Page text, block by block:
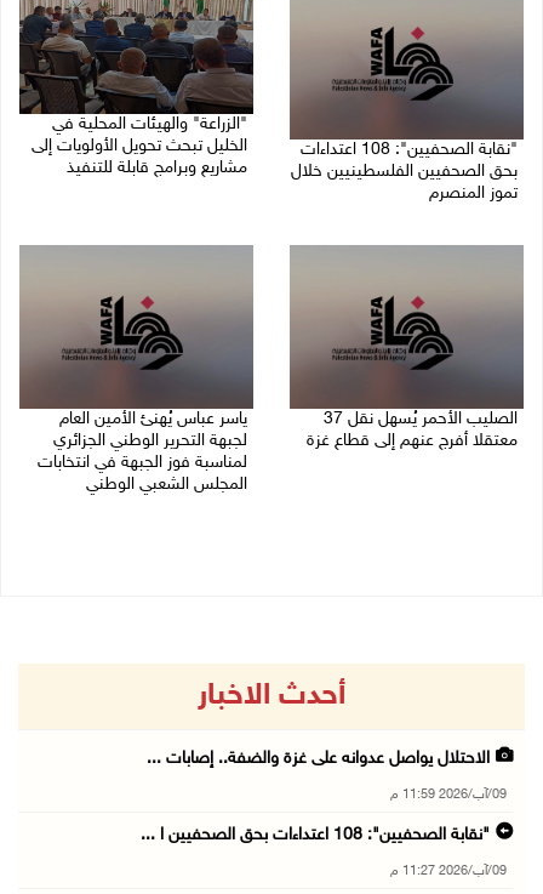
"نقابة الصحفيين": 108 اعتداءات
بحق الصحفيين الفلسطينيين خلال
تموز المنصرم
"الزراعة" والهيئات المحلية في
الخليل تبحث تحويل الأولويات إلى
مشاريع وبرامج قابلة للتنفيذ
الصليب الأحمر يُسهل نقل 37
معتقلا أفرج عنهم إلى قطاع غزة
ياسر عباس يُهنئ الأمين العام
لجبهة التحرير الوطني الجزائري
لمناسبة فوز الجبهة في انتخابات
المجلس الشعبي الوطني
أحدث الاخبار
الاحتلال يواصل عدوانه على غزة والضفة.. إصابات ...
09/آب/2026 11:59 م
"نقابة الصحفيين": 108 اعتداءات بحق الصحفيين ا ...
09/آب/2026 11:27 م